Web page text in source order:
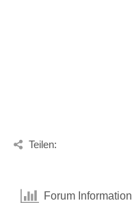
Teilen:
Forum Information